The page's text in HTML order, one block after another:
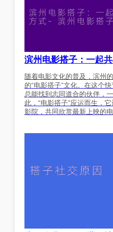
滨州电影搭子：一起
随着电影文化的普及，滨州
的“电影搭子”文化。在这个
总能找到志同道合的伙伴，
此，“电影搭子”应运而生，
影院，共同欣赏最新上映的电